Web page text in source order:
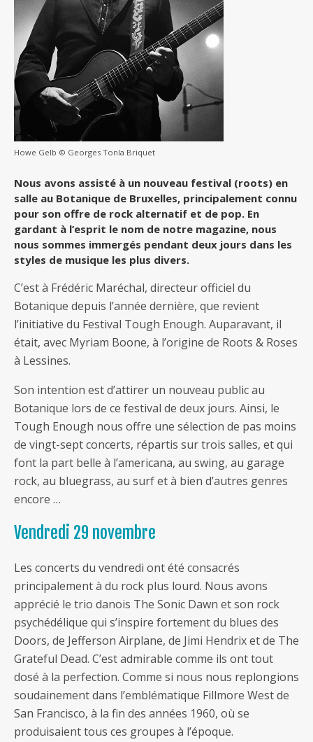
Howe Gelb © Georges Tonla Briquet
Nous avons assisté à un nouveau festival (roots) en
salle au Botanique de Bruxelles, principalement connu
pour son offre de rock alternatif et de pop. En
gardant à l’esprit le nom de notre magazine, nous
nous sommes immergés pendant deux jours dans les
styles de musique les plus divers.
C’est à Frédéric Maréchal, directeur officiel du
Botanique depuis l’année dernière, que revient
l’initiative du Festival Tough Enough. Auparavant, il
était, avec Myriam Boone, à l’origine de Roots & Roses
à Lessines.
Son intention est d’attirer un nouveau public au
Botanique lors de ce festival de deux jours. Ainsi, le
Tough Enough nous offre une sélection de pas moins
de vingt-sept concerts, répartis sur trois salles, et qui
font la part belle à l’americana, au swing, au garage
rock, au bluegrass, au surf et à bien d’autres genres
encore …
Vendredi 29 novembre
Les concerts du vendredi ont été consacrés
principalement à du rock plus lourd. Nous avons
apprécié le trio danois The Sonic Dawn et son rock
psychédélique qui s’inspire fortement du blues des
Doors, de Jefferson Airplane, de Jimi Hendrix et de The
Grateful Dead. C’est admirable comme ils ont tout
dosé à la perfection. Comme si nous nous replongions
soudainement dans l’emblématique Fillmore West de
San Francisco, à la fin des années 1960, où se
produisaient tous ces groupes à l’époque.